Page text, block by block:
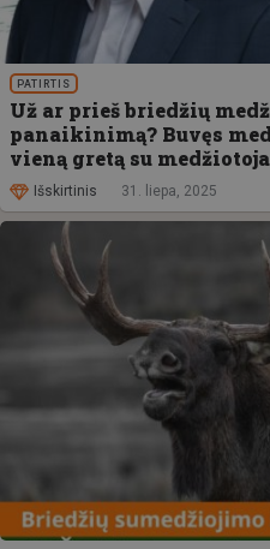
PATIRTIS
Už ar prieš briedžių
panaikinimą? Buvęs
vieną gretą su
Išskirtinis 31. liepa, 2025